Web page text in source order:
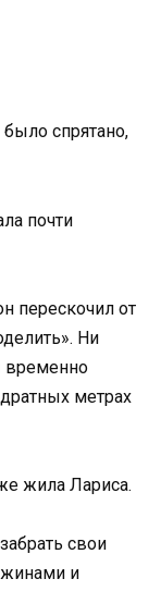
было спрятано,
почти
перескочил от
Ни
временно
метрах
жила Лариса.
свои
и